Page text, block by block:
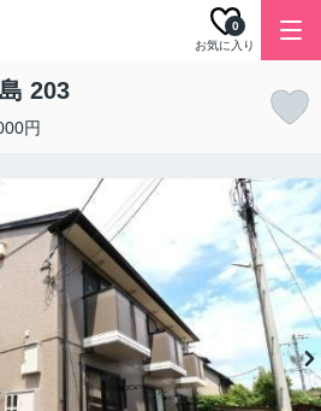
お気に入り
0
203
円